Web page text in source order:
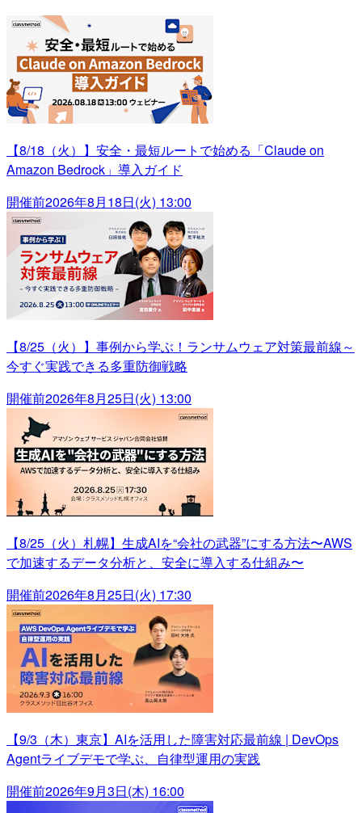
【8/18（火）】安全・最短ルートで始める「Claude on
Amazon Bedrock」導入ガイド
開催前2026年8月18日(火) 13:00
【8/25（火）】事例から学ぶ！ランサムウェア対策最前線～
今すぐ実践できる多重防御戦略
開催前2026年8月25日(火) 13:00
【8/25（火）札幌】生成AIを“会社の武器”にする方法〜AWS
で加速するデータ分析と、安全に導入する仕組み〜
開催前2026年8月25日(火) 17:30
【9/3（木）東京】AIを活用した障害対応最前線 | DevOps
Agentライブデモで学ぶ、自律型運用の実践
開催前2026年9月3日(木) 16:00